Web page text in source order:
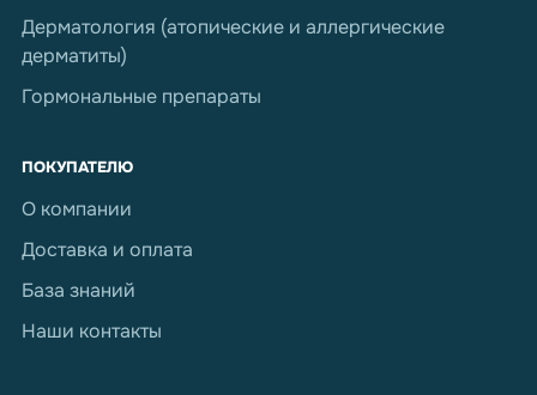
Дерматология (атопические и аллергические
дерматиты)
Гормональные препараты
ПОКУПАТЕЛЮ
О компании
Доставка и оплата
База знаний
Наши контакты